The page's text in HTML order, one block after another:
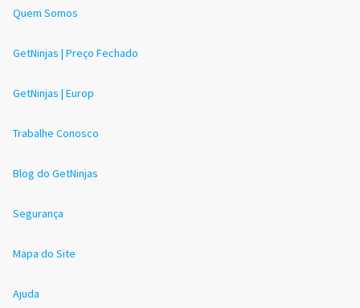
Quem Somos
GetNinjas | Preço Fechado
GetNinjas | Europ
Trabalhe Conosco
Blog do GetNinjas
Segurança
Mapa do Site
Ajuda